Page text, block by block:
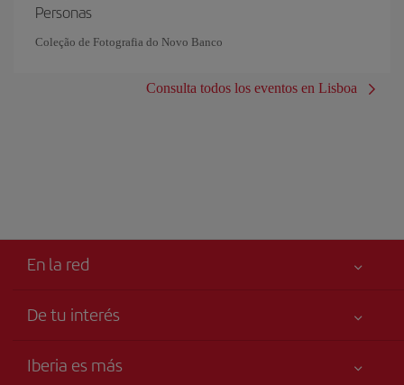
Personas
Coleção de Fotografia do Novo Banco
Consulta todos los eventos en Lisboa
En la red
De tu interés
Declaración de accesibilidad
Iberia es más